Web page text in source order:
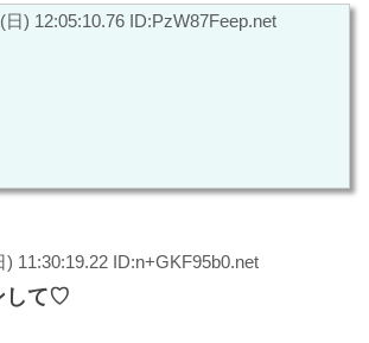
日) 12:05:10.76 ID:PzW87Feep.net
) 11:30:19.22 ID:n+GKF95b0.net
して♡